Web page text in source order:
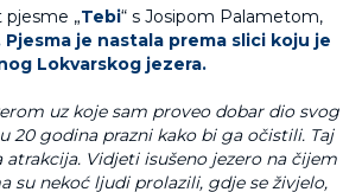
pjesme „Tebi“ s Josipom Palametom,
Pjesma je nastala prema slici koju je
Lokvarskog jezera.
uz koje sam proveo dobar dio svog
20 godina prazni kako bi ga očistili. Taj
Vidjeti isušeno jezero na čijem
su nekoć ljudi prolazili, gdje se živjelo,